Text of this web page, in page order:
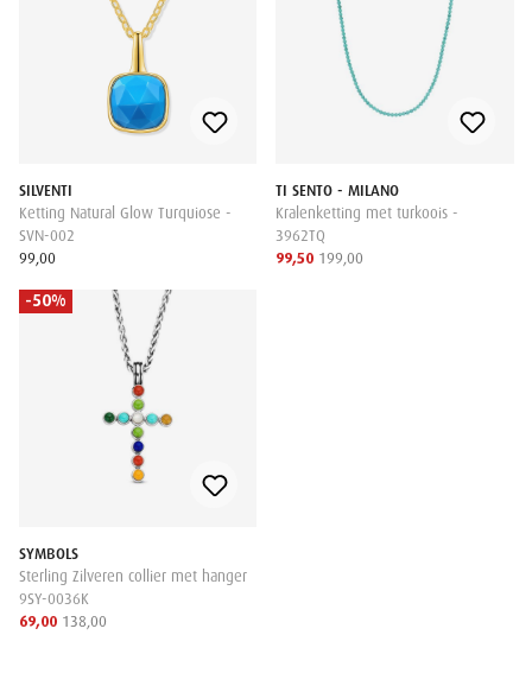
SILVENTI
Ketting Natural Glow Turquiose -
SVN-002
99,00
TI SENTO - MILANO
Kralenketting met turkoois -
3962TQ
99,50 199,00
-50%
SYMBOLS
Sterling Zilveren collier met hanger
9SY-0036K
69,00 138,00